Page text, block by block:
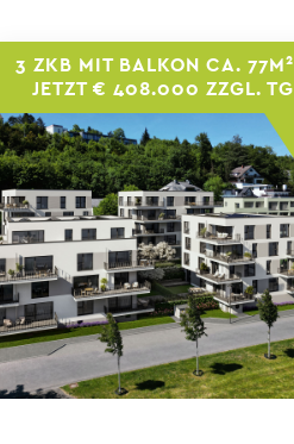
3 ZKB MIT BALKON CA. 77M²
JETZT € 408.000 ZZGL. TG